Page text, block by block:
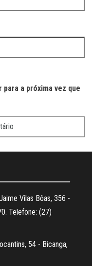
a próxima vez que
Vilas Bôas, 356 -
Telefone: (27)
54 - Bicanga,